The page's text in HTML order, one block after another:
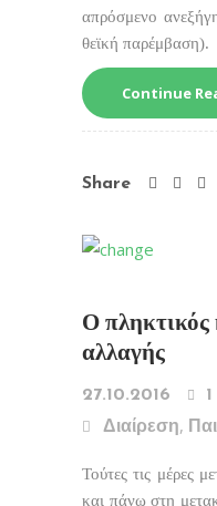
απρόσμενο
θεϊκή παρέμβαση).
Continue
Share
Ο πληκτικός
αλλαγής
27.10.2016 1
Διαίρεση,
Τούτες τις μέρες
και πάνω στη